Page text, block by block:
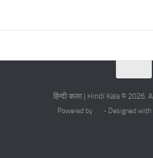
हिन्दी कला | Hindi Kala © 2026.
Powered by - Designed with